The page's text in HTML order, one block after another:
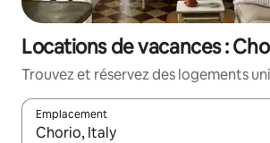
Locations de vacances :
Trouvez et réservez des logements
Emplacement
Quand les résultats sont affichés,